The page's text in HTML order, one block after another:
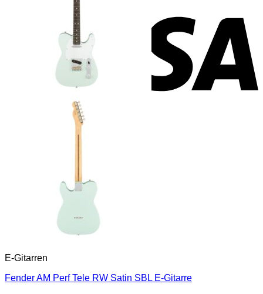
E-Gitarren
Fender AM Perf Tele RW Satin SBL E-Gitarre